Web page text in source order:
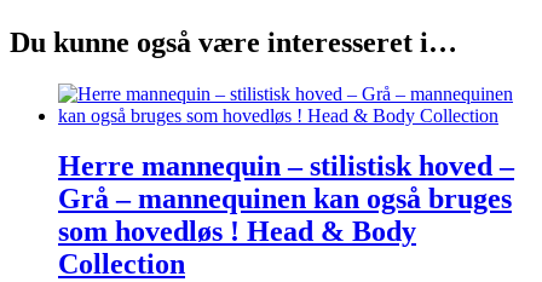
hovedløs
Collection
Du kunne også være interesseret i…
Herre mannequin – stilistisk hoved –
Grå – mannequinen kan også bruges
som hovedløs ! Head & Body
Collection